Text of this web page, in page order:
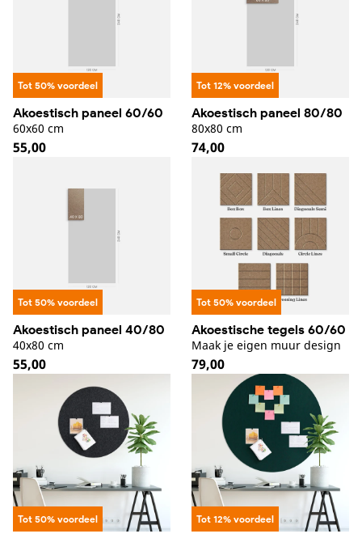
Tot 50% voordeel
Akoestisch paneel 60/60
60x60 cm
Normale
55,00
Tot 12% voordeel
Akoestisch paneel 80/80
80x80 cm
Normale
74,00
Tot 50% voordeel
Akoestisch paneel 40/80
40x80 cm
Normale
55,00
Tot 50% voordeel
Akoestische tegels 60/60
Maak je eigen muur design
Normale
79,00
Tot 50% voordeel Tot 12% voordeel